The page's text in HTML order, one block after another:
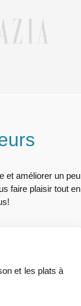
et améliorer un peu
faire plaisir tout en
et les plats à